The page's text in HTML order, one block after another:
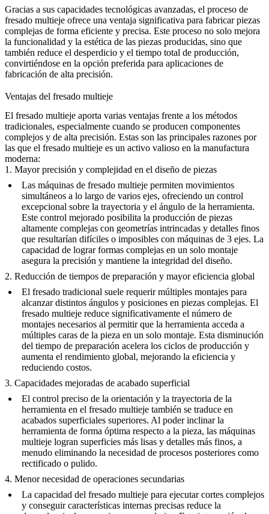
Gracias a sus capacidades tecnológicas avanzadas, el proceso de
fresado multieje ofrece una ventaja significativa para fabricar piezas
complejas de forma eficiente y precisa. Este proceso no solo mejora
la funcionalidad y la estética de las piezas producidas, sino que
también reduce el desperdicio y el tiempo total de producción,
convirtiéndose en la opción preferida para aplicaciones de
fabricación de alta precisión.
Ventajas del fresado multieje
El fresado multieje aporta varias ventajas frente a los métodos
tradicionales, especialmente cuando se producen componentes
complejos y de alta precisión. Estas son las principales razones por
las que el fresado multieje es un activo valioso en la manufactura
moderna:
1. Mayor precisión y complejidad en el diseño de piezas
Las máquinas de fresado multieje permiten movimientos
simultáneos a lo largo de varios ejes, ofreciendo un control
excepcional sobre la trayectoria y el ángulo de la herramienta.
Este control mejorado posibilita la producción de piezas
altamente complejas con geometrías intrincadas y detalles finos
que resultarían difíciles o imposibles con máquinas de 3 ejes. La
capacidad de lograr formas complejas en un solo montaje
asegura la precisión y mantiene la integridad del diseño.
2. Reducción de tiempos de preparación y mayor eficiencia global
El fresado tradicional suele requerir múltiples montajes para
alcanzar distintos ángulos y posiciones en piezas complejas. El
fresado multieje reduce significativamente el número de
montajes necesarios al permitir que la herramienta acceda a
múltiples caras de la pieza en un solo montaje. Esta disminución
del tiempo de preparación acelera los ciclos de producción y
aumenta el rendimiento global, mejorando la eficiencia y
reduciendo costos.
3. Capacidades mejoradas de acabado superficial
El control preciso de la orientación y la trayectoria de la
herramienta en el fresado multieje también se traduce en
acabados superficiales superiores. Al poder inclinar la
herramienta de forma óptima respecto a la pieza, las máquinas
multieje logran superficies más lisas y detalles más finos, a
menudo eliminando la necesidad de procesos posteriores como
rectificado o pulido.
4. Menor necesidad de operaciones secundarias
La capacidad del fresado multieje para ejecutar cortes complejos
y conseguir características internas precisas reduce la